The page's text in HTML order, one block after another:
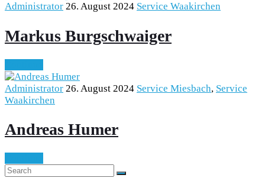
Administrator 26. August 2024 Service Waakirchen
Markus Burgschwaiger
Administrator 26. August 2024 Service Miesbach, Service
Waakirchen
Andreas Humer